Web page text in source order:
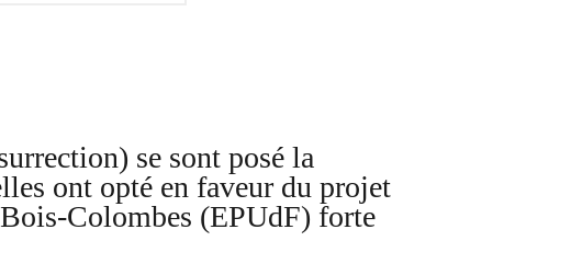
se sont posé la
ont opté en faveur du projet
Colombes (EPUdF) forte